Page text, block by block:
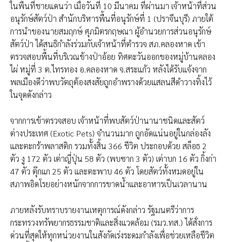
ในพื้นที่ชายแดนว่า เมื่อวันที่ 10 มีนาคม ที่ผ่านมา เจ้าหน้าที่ส่วน
อนุรักษ์สัตว์ป่า สำนักบริหารพื้นที่อนุรักษ์ที่ 1 (ปราจีนบุรี) ภายใต้
การนำของนายสมฤกษ์ ศุภมิตรกฤษณา ผู้อำนวยการส่วนอนุรักษ์
สัตว์ป่า ได้สนธิกำลังร่วมกับเจ้าหน้าที่ตำรวจ สภ.คลองหาด เข้า
ตรวจสอบพื้นที่บริเวณข้างป่าอ้อย ทิศตะวันออกของหมู่บ้านคลอง
ไผ่ หมู่ที่ 3 ต.ไทรทอง อ.คลองหาด จ.สระแก้ว หลังได้รับแจ้งจาก
พลเมืองดีว่าพบวัตถุต้องสงสัยถูกอำพรางด้วยแสลนสีดำวางทิ้งไว้
ในจุดดังกล่าว
จากการเข้าตรวจสอบ เจ้าหน้าที่พบสัตว์ป่านานาชนิดและสัตว์
ต่างประเทศ (Exotic Pets) จำนวนมาก ถูกอัดแน่นอยู่ในกล่องลัง
และตะกร้าพลาสติก รวมทั้งสิ้น 366 ชีวิต ประกอบด้วย สล็อธ 2
ตัว งู 172 ตัว เต่าญี่ปุ่น 58 ตัว (พบซาก 3 ตัว) เต่าบก 16 ตัว กิ้งก่า
47 ตัว ตุ๊กแก 25 ตัว และตะพาบ 46 ตัว โดยสัตว์ทั้งหมดอยู่ใน
สภาพอิดโรยอย่างหนักจากการขาดน้ำและอาหารเป็นเวลานาน
ภายหลังรับทราบรายงานเหตุการณ์ดังกล่าว รัฐมนตรีว่าการ
กระทรวงทรัพยากรธรรมชาติและสิ่งแวดล้อม (รมว.ทส.) ได้สั่งการ
ด่วนที่สุดให้ทุกหน่วยงานในสังกัดเร่งระดมกำลังเพื่อช่วยเหลือชีวิต